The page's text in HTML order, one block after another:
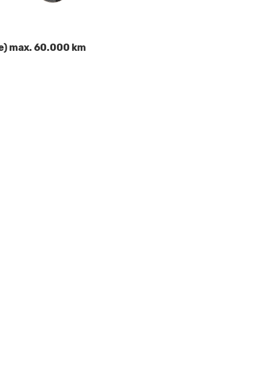
max. 60.000 km